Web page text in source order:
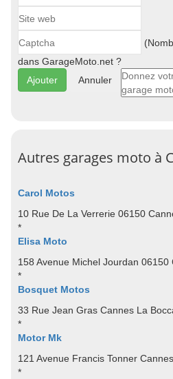
dans GarageMoto.net ?
Annuler
Autres garages moto à
Carol Motos
10 Rue De La Verrerie 06150
*
Elisa Moto
158 Avenue Michel Jourdan 06150
*
Bosquet Motos
33 Rue Jean Gras Cannes La
*
Motor Mk
121 Avenue Francis Tonner
*